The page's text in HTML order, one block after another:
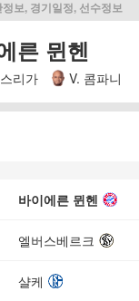
보, 경기일정, 선수정보
른 뮌헨
리가 V. 콤파니
바이에른 뮌헨
엘버스베르크
샬케